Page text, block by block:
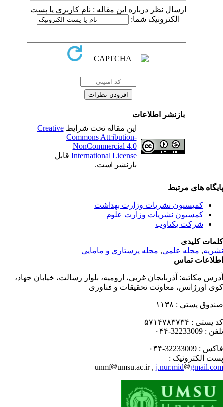
ارسال نظر درباره این مقاله : نام کاربری یا پست
الکترونیک شما:
بازنشر اطلاعات
این مقاله تحت شرایطCreative
Commons Attribution-
NonCommercial 4.0
International Licenseقابل
بازنشر است.
های مرتبط
کمیسیون نشریات وزارت بهداشت
کمسیون نشریات وزارت علوم
شرکت یکتاوب
کلیدی
,مجله علمی, مجله پرستاری و مامایی
تماس
مکاتبه:آذربایجان غربی، ارومیه، بلوار رسالت، خیابان جهاد،
اورژانس، معاونت تحقیقات و فناوری
پستی : ۱۱۳۸
پستی : ۵۷۱۴۷۸۳۷۳۴
: 32233009-۰۴۴
: 32233009-۰۴۴
الکترونیک :
unmf
umsu.ac.ir ,j.nur.mid